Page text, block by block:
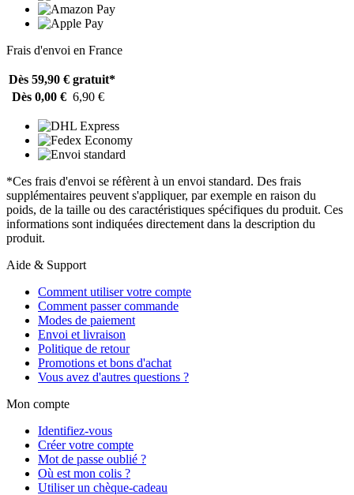
Frais d'envoi en France
Dès 59,90 € gratuit*
Dès 0,00 € 6,90 €
*Ces frais d'envoi se réfèrent à un envoi standard. Des frais
supplémentaires peuvent s'appliquer, par exemple en raison du
poids, de la taille ou des caractéristiques spécifiques du produit. Ces
informations sont indiquées directement dans la description du
produit.
Aide & Support
Comment utiliser votre compte
Comment passer commande
Modes de paiement
Envoi et livraison
Politique de retour
Promotions et bons d'achat
Vous avez d'autres questions ?
Mon compte
Identifiez-vous
Créer votre compte
Mot de passe oublié ?
Où est mon colis ?
Utiliser un chèque-cadeau